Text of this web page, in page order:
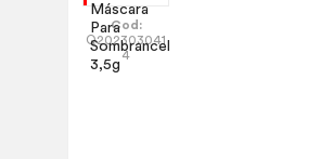
Cod:
Q202303041
4